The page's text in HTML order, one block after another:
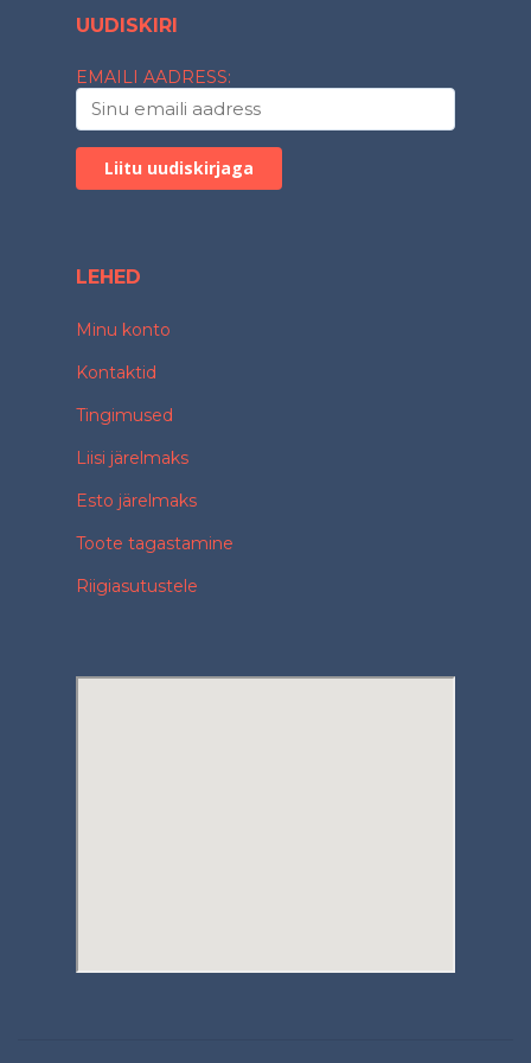
UUDISKIRI
EMAILI AADRESS:
LEHED
Minu konto
Kontaktid
Tingimused
Liisi järelmaks
Esto järelmaks
Toote tagastamine
Riigiasutustele